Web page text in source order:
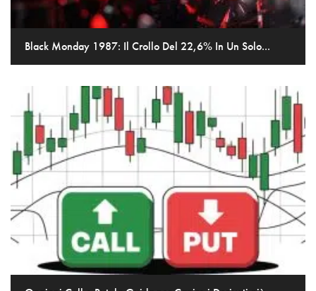
Black Monday 1987: Il Crollo Del 22,6% In Un Solo...